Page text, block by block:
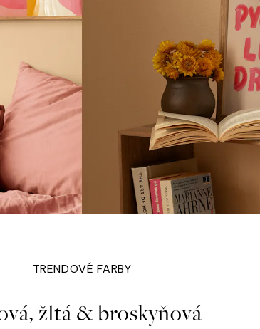
TRENDOVÉ FARBY
žltá & broskyňová